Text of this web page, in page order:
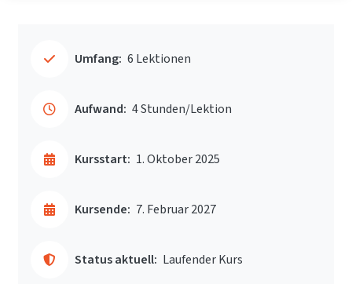
Umfang: 6 Lektionen
Aufwand: 4 Stunden/Lektion
Kursstart: 1. Oktober 2025
Kursende: 7. Februar 2027
Status aktuell: Laufender Kurs